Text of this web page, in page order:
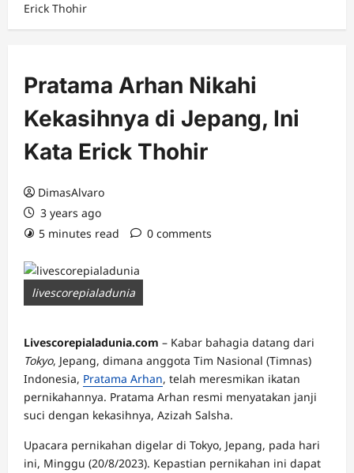
Erick Thohir
Pratama Arhan Nikahi
Kekasihnya di Jepang, Ini
Kata Erick Thohir
DimasAlvaro
3 years ago
5 minutes read
0 comments
livescorepialadunia
Livescorepialadunia.com – Kabar bahagia datang dari
Tokyo, Jepang, dimana anggota Tim Nasional (Timnas)
Indonesia, Pratama Arhan, telah meresmikan ikatan
pernikahannya. Pratama Arhan resmi menyatakan janji
suci dengan kekasihnya, Azizah Salsha.
Upacara pernikahan digelar di Tokyo, Jepang, pada hari
ini, Minggu (20/8/2023). Kepastian pernikahan ini dapat